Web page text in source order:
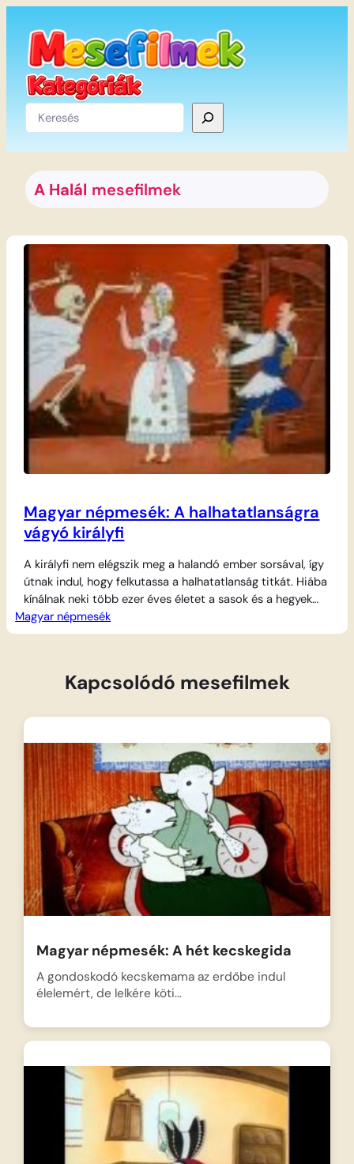
tartalomhoz
Keresés
A Halál mesefilmek
Magyar népmesék: A halhatatlanságra
vágyó királyfi
A királyfi nem elégszik meg a halandó ember sorsával, így
útnak indul, hogy felkutassa a halhatatlanság titkát. Hiába
kínálnak neki több ezer éves életet a sasok és a hegyek
hatalmas urai, ő mindet visszautasítja, míg végül eljut a
Halhatatlanság Királynőjének birodalmába. Ám a szíve
Magyar népmesék
Kapcsolódó mesefilmek
Magyar népmesék: A hét kecskegida
A gondoskodó kecskemama az erdőbe indul
élelemért, de lelkére köti…